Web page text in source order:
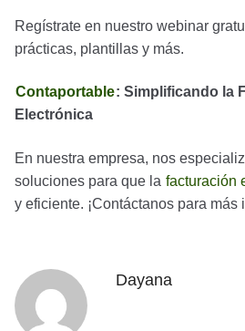
Regístrate en nuestro webinar
prácticas, plantillas y más.
Contaportable: Simplificando la
Electrónica
En nuestra empresa, nos
soluciones para que la facturación
y eficiente. ¡Contáctanos para más
Dayana